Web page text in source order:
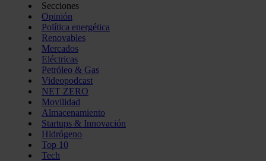
Secciones
Opinión
Política energética
Renovables
Mercados
Eléctricas
Petróleo & Gas
Videopodcast
NET ZERO
Movilidad
Almacenamiento
Startups & Innovación
Hidrógeno
Top 10
Tech